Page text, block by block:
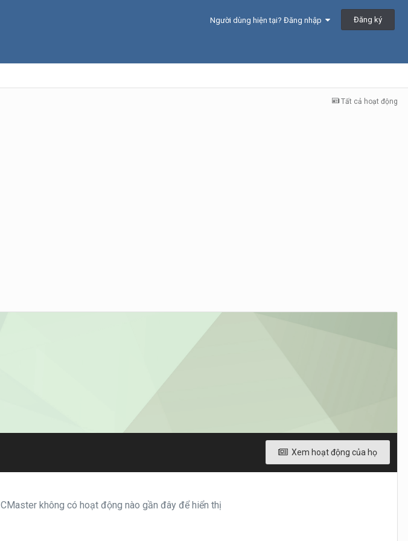
Người dùng hiện tại? Đăng nhập Đăng ký
Tất cả hoạt động
Xem hoạt động của họ
CMaster không có hoạt động nào gần đây để hiển thị